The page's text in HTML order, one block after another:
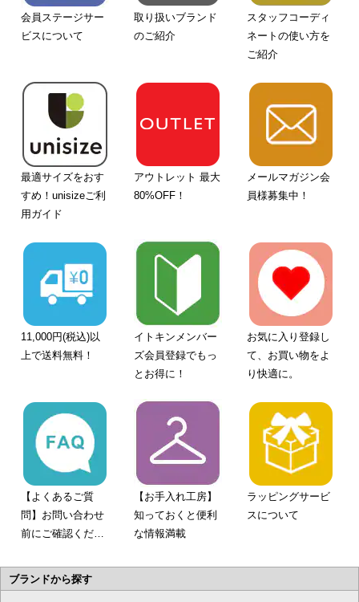
会員ステージサー
ビスについて
取り扱いブランド
のご紹介
スタッフコーディ
ネートの使い方を
ご紹介
最適サイズをおす
すめ！unisizeご利
用ガイド
アウトレット 最大
80%OFF！
メールマガジン会
員様募集中！
11,000円(税込)以
上で送料無料！
イトキンメンバー
ズ会員登録でもっ
とお得に！
お気に入り登録し
て、お買い物をよ
り快適に。
【よくあるご質
問】お問い合わせ
前にご確認くださ
【お手入れ工房】
知っておくと便利
な情報満載
ラッピングサービ
スについて
ブランドから探す